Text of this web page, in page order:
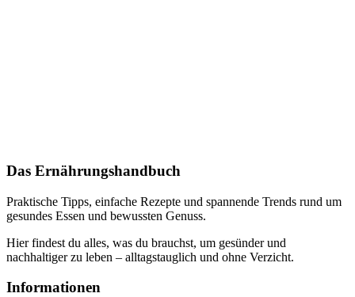
Das Ernährungshandbuch
Praktische Tipps, einfache Rezepte und spannende Trends rund um
gesundes Essen und bewussten Genuss.
Hier findest du alles, was du brauchst, um gesünder und
nachhaltiger zu leben – alltagstauglich und ohne Verzicht.
Informationen